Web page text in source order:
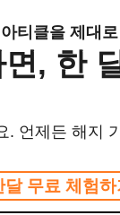
티클을 제대
, 한
. 언제든 해지
달 무료 체험하